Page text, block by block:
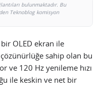
bulunmaktadır. Bu
Teknoblog komisyon
OLED ekran ile
sahip olan bu
ve 120 Hz yenileme hızı
ile keskin ve net bir